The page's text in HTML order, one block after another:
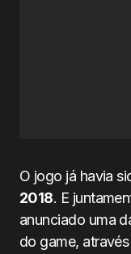
O jogo já havia
2018. E
anunciado uma
do game,